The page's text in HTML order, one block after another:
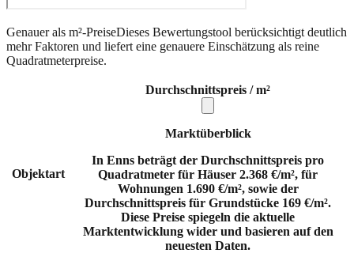
Genauer als m²-PreiseDieses Bewertungstool berücksichtigt deutlich
mehr Faktoren und liefert eine genauere Einschätzung als reine
Quadratmeterpreise.
Objektart
Durchschnittspreis / m²
Marktüberblick
In Enns beträgt der Durchschnittspreis pro
Quadratmeter für Häuser 2.368 €/m², für
Wohnungen 1.690 €/m², sowie der
Durchschnittspreis für Grundstücke 169 €/m².
Diese Preise spiegeln die aktuelle
Marktentwicklung wider und basieren auf den
neuesten Daten.